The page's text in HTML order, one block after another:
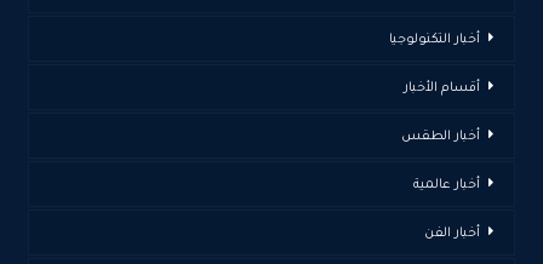
أخبار التكنولوجيا
أقسام الأخبار
أخبار الطقس
أخبار عالمية
أخبار الفن